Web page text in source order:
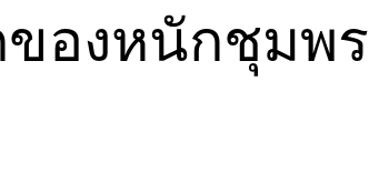
ของหนักชุมพร